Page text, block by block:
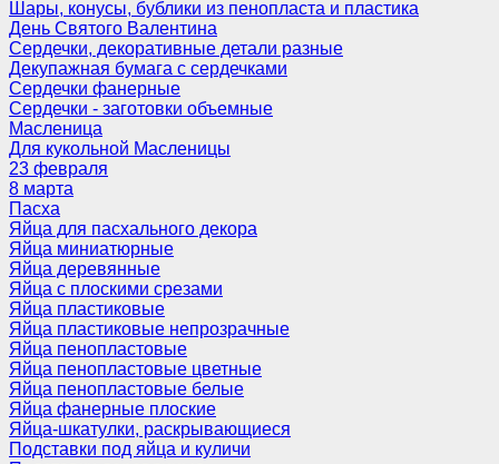
Шары, конусы, бублики из пенопласта и пластика
День Святого Валентина
Сердечки, декоративные детали разные
Декупажная бумага с сердечками
Сердечки фанерные
Сердечки - заготовки объемные
Масленица
Для кукольной Масленицы
23 февраля
8 марта
Пасха
Яйца для пасхального декора
Яйца миниатюрные
Яйца деревянные
Яйца с плоскими срезами
Яйца пластиковые
Яйца пластиковые непрозрачные
Яйца пенопластовые
Яйца пенопластовые цветные
Яйца пенопластовые белые
Яйца фанерные плоские
Яйца-шкатулки, раскрывающиеся
Подставки под яйца и куличи